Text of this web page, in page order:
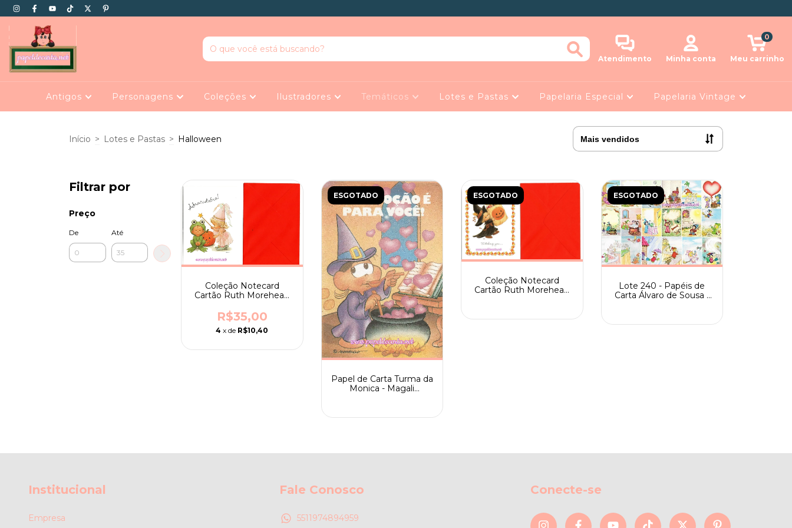
Atendimento Minha conta Meu carrinho
0
Antigos Personagens Coleções Ilustradores Temáticos Lotes e Pastas Papelaria Especial Papelaria Vintage
Início > Lotes e Pastas > Halloween
Filtrar por
Preço
De Até
Coleção Notecard
Cartão Ruth Morehead
R$35,00
4 x de R$10,40
ESGOTADO
Papel de Carta Turma da
Monica - Magali
ESGOTADO
Coleção Notecard
Cartão Ruth Morehead
ESGOTADO
Lote 240 - Papéis de
Carta Álvaro de Sousa -
Institucional
Empresa
Fale Conosco
5511974894959
Conecte-se